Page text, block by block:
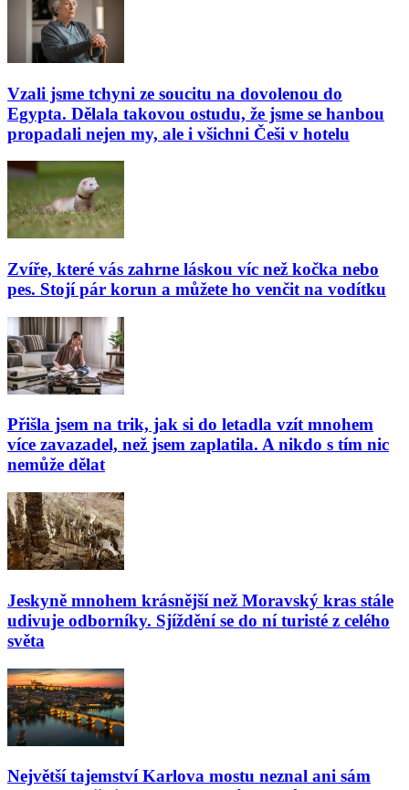
Vzali jsme tchyni ze soucitu na dovolenou do
Egypta. Dělala takovou ostudu, že jsme se hanbou
propadali nejen my, ale i všichni Češi v hotelu
Zvíře, které vás zahrne láskou víc než kočka nebo
pes. Stojí pár korun a můžete ho venčit na vodítku
Přišla jsem na trik, jak si do letadla vzít mnohem
více zavazadel, než jsem zaplatila. A nikdo s tím nic
nemůže dělat
Jeskyně mnohem krásnější než Moravský kras stále
udivuje odborníky. Sjíždění se do ní turisté z celého
světa
Největší tajemství Karlova mostu neznal ani sám